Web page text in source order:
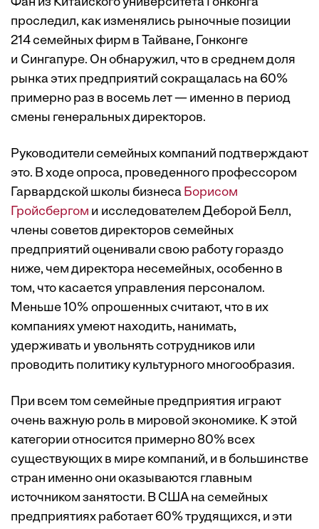
проследил, как изменялись рыночные позиции
214 семейных фирм в Тайване, Гонконге
и Сингапуре. Он обнаружил, что в среднем доля
рынка этих предприятий сокращалась на 60%
примерно раз в восемь лет — именно в период
смены генеральных директоров.
Руководители семейных компаний подтверждают
это. В ходе опроса, проведенного профессором
Гарвардской школы бизнеса Борисом
Гройсбергом и исследователем Деборой Белл,
члены советов директоров семейных
предприятий оценивали свою работу гораздо
ниже, чем директора несемейных, особенно в
том, что касается управления персоналом.
Меньше 10% опрошенных считают, что в их
компаниях умеют находить, нанимать,
удерживать и увольнять сотрудников или
проводить политику культурного многообразия.
При всем том семейные предприятия играют
очень важную роль в мировой экономике. К этой
категории относится примерно 80% всех
существующих в мире компаний, и в большинстве
стран именно они оказываются главным
источником занятости. В США на семейных
предприятиях работает 60% трудящихся, и эти